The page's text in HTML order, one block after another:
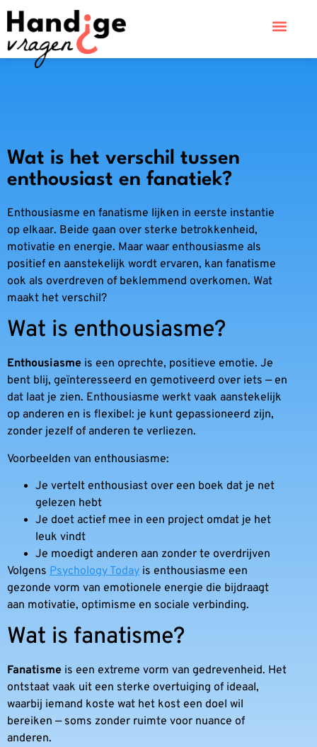
Wat is het verschil tussen
enthousiast en fanatiek?
Enthousiasme en fanatisme lijken in eerste instantie
op elkaar. Beide gaan over sterke betrokkenheid,
motivatie en energie. Maar waar enthousiasme als
positief en aanstekelijk wordt ervaren, kan fanatisme
ook als overdreven of beklemmend overkomen. Wat
maakt het verschil?
Wat is enthousiasme?
Enthousiasme is een oprechte, positieve emotie. Je
bent blij, geïnteresseerd en gemotiveerd over iets — en
dat laat je zien. Enthousiasme werkt vaak aanstekelijk
op anderen en is flexibel: je kunt gepassioneerd zijn,
zonder jezelf of anderen te verliezen.
Voorbeelden van enthousiasme:
Je vertelt enthousiast over een boek dat je net
gelezen hebt
Je doet actief mee in een project omdat je het
leuk vindt
Je moedigt anderen aan zonder te overdrijven
Volgens Psychology Today is enthousiasme een
gezonde vorm van emotionele energie die bijdraagt
aan motivatie, optimisme en sociale verbinding.
Wat is fanatisme?
Fanatisme is een extreme vorm van gedrevenheid. Het
ontstaat vaak uit een sterke overtuiging of ideaal,
waarbij iemand koste wat het kost een doel wil
bereiken — soms zonder ruimte voor nuance of
anderen.